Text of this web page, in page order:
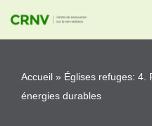
Aller
contenu
Accueil » Églises refuges: 4.
énergies durables